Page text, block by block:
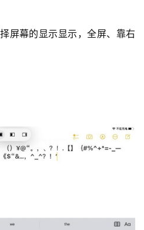
屏幕的显示显示，全屏、靠右